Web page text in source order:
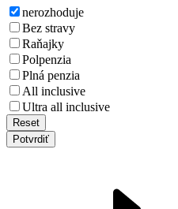
nerozhoduje
Bez stravy
Raňajky
Polpenzia
Plná penzia
All inclusive
Ultra all inclusive
Reset
Potvrdiť